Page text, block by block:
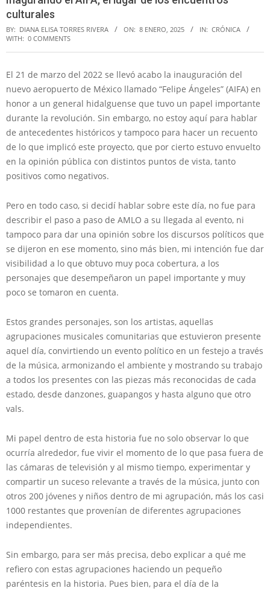
culturales
BY: DIANA ELISA TORRES RIVERA ON: 8 ENERO, 2025 IN: CRÓNICA
WITH: 0 COMMENTS
El 21 de marzo del 2022 se llevó acabo la inauguración del
nuevo aeropuerto de México llamado “Felipe Ángeles” (AIFA) en
honor a un general hidalguense que tuvo un papel importante
durante la revolución. Sin embargo, no estoy aquí para hablar
de antecedentes históricos y tampoco para hacer un recuento
de lo que implicó este proyecto, que por cierto estuvo envuelto
en la opinión pública con distintos puntos de vista, tanto
positivos como negativos.
Pero en todo caso, si decidí hablar sobre este día, no fue para
describir el paso a paso de AMLO a su llegada al evento, ni
tampoco para dar una opinión sobre los discursos políticos que
se dijeron en ese momento, sino más bien, mi intención fue dar
visibilidad a lo que obtuvo muy poca cobertura, a los
personajes que desempeñaron un papel importante y muy
poco se tomaron en cuenta.
Estos grandes personajes, son los artistas, aquellas
agrupaciones musicales comunitarias que estuvieron presente
aquel día, convirtiendo un evento político en un festejo a través
de la música, armonizando el ambiente y mostrando su trabajo
a todos los presentes con las piezas más reconocidas de cada
estado, desde danzones, guapangos y hasta alguno que otro
vals.
Mi papel dentro de esta historia fue no solo observar lo que
ocurría alrededor, fue vivir el momento de lo que pasa fuera de
las cámaras de televisión y al mismo tiempo, experimentar y
compartir un suceso relevante a través de la música, junto con
otros 200 jóvenes y niños dentro de mi agrupación, más los casi
1000 restantes que provenían de diferentes agrupaciones
independientes.
Sin embargo, para ser más precisa, debo explicar a qué me
refiero con estas agrupaciones haciendo un pequeño
paréntesis en la historia. Pues bien, para el día de la